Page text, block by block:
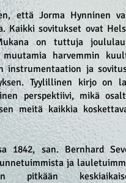
että Jorma Hynninen
Kaikki sovitukset ovat
on tuttuja
harvemmin
instrumentaation ja
Tyylillinen kirjo on
perspektiivi, mikä
meitä kaikkia
1842, san. Bernhard
ja
pitkään